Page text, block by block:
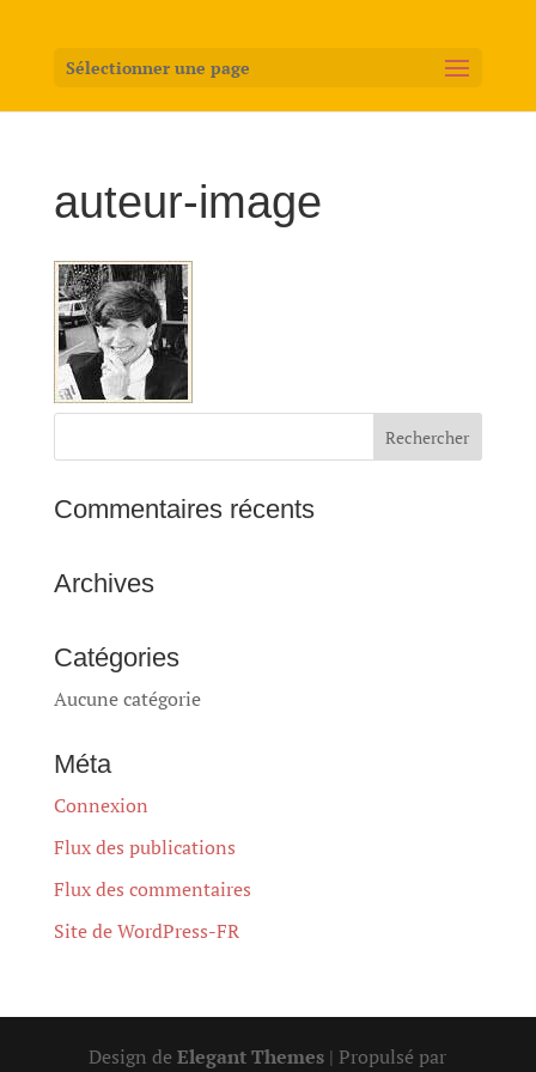
Sélectionner une page
auteur-image
Commentaires récents
Archives
Catégories
Aucune catégorie
Méta
Connexion
Flux des publications
Flux des commentaires
Site de WordPress-FR
Design deElegant Themes | Propulsé par